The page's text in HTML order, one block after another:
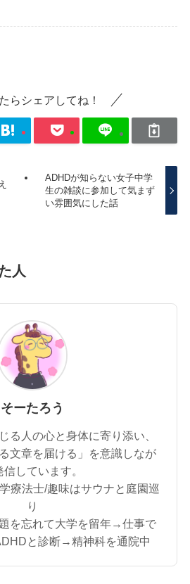
らシェアしてね！
ADHDが知らない女子中学
生の雑談に参加して気まず
い雰囲気にした話
人
そーたろう
る人の心と身体に寄り添い、
文章を届ける」を意識しなが
信しています。
療法士/趣味はサウナと庭園巡
り
を忘れて大学を留年→仕事で
と診断→精神科を通院中